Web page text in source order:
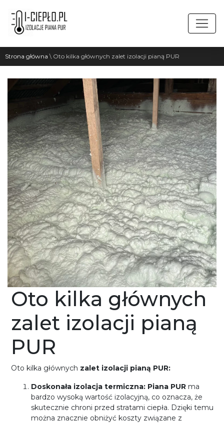
Strona główna \ Oto kilka głównych zalet izolacji pianą PUR
Oto kilka głównych
zalet izolacji pianą
PUR
Oto kilka głównych zalet izolacji pianą PUR:
Doskonała izolacja termiczna: Piana PUR ma
bardzo wysoką wartość izolacyjną, co oznacza, że
skutecznie chroni przed stratami ciepła. Dzięki temu
można znacznie obniżyć koszty związane z